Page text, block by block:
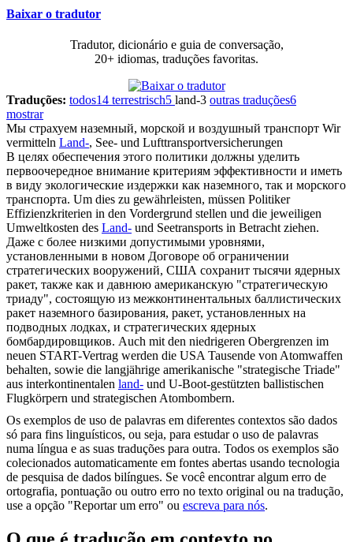
Baixar o tradutor
Tradutor, dicionário e guia de conversação,
20+ idiomas, traduções favoritas.
Traduções: todos14 terrestrisch5 land-3 outras traduções6
mostrar
Мы страхуем наземный, морской и воздушный транспорт Wir
vermitteln Land-, See- und Lufttransportversicherungen
В целях обеспечения этого политики должны уделить
первоочередное внимание критериям эффективности и иметь
в виду экологические издержки как наземного, так и морского
транспорта. Um dies zu gewährleisten, müssen Politiker
Effizienzkriterien in den Vordergrund stellen und die jeweiligen
Umweltkosten des Land- und Seetransports in Betracht ziehen.
Даже с более низкими допустимыми уровнями,
установленными в новом Договоре об ограничении
стратегических вооружений, США сохранит тысячи ядерных
ракет, также как и давнюю американскую "стратегическую
триаду", состоящую из межконтинентальных баллистических
ракет наземного базирования, ракет, установленных на
подводных лодках, и стратегических ядерных
бомбардировщиков. Auch mit den niedrigeren Obergrenzen im
neuen START-Vertrag werden die USA Tausende von Atomwaffen
behalten, sowie die langjährige amerikanische "strategische Triade"
aus interkontinentalen land- und U-Boot-gestützten ballistischen
Flugkörpern und strategischen Atombombern.
Os exemplos de uso de palavras em diferentes contextos são dados
só para fins linguísticos, ou seja, para estudar o uso de palavras
numa língua e as suas traduções para outra. Todos os exemplos são
colecionados automaticamente em fontes abertas usando tecnologia
de pesquisa de dados bilíngues. Se você encontrar algum erro de
ortografia, pontuação ou outro erro no texto original ou na tradução,
use a opção "Reportar um erro" ou escreva para nós.